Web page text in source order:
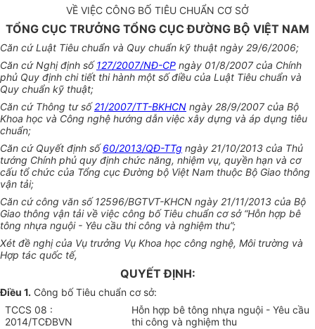
VỀ VIỆC CÔNG BỐ TIÊU CHUẨN CƠ SỞ
TỔNG CỤC TRƯỞNG TỔNG CỤC ĐƯỜNG BỘ VIỆT NAM
Căn cứ Luật Tiêu chuẩn và Quy chuẩn kỹ thuật ngày 29/6/2006;
Căn cứ Nghị định số127/2007/NĐ-CP ngày 01/8/2007 của Chính
phủ Quy định chi tiết thi hành một số điều của Luật Tiêu chuẩn và
Quy chuẩn kỹ thuật;
Căn cứ Thông tư số21/2007/TT-BKHCN ngày 28/9/2007 của Bộ
Khoa học và Công nghệ hướng dẫn việc xây dựng và áp dụng tiêu
chuẩn;
Căn cứ Quyết định số60/2013/QĐ-TTg ngày 21/10/2013 của Thủ
tướng Chính phủ quy định chức năng, nhiệm vụ, quyền hạn và cơ
cấu tổ chức của Tổng cục Đường bộ Việt Nam thuộc Bộ Giao thông
vận tải;
Căn cứ công văn số 12596/BGTVT-KHCN ngày 21/11/2013 của Bộ
Giao thông vận tải về việc công bố Tiêu chuẩn cơ sở “Hỗn hợp bê
tông nhựa nguội - Yêu cầu thi công và nghiệm thu”;
Xét đề nghị của Vụ trưởng Vụ Khoa học công nghệ, Môi trường và
Hợp tác quốc tế,
QUYẾT ĐỊNH:
Điều 1. Công bố Tiêu chuẩn cơ sở:
TCCS 08 :
2014/TCĐBVN
Hỗn hợp bê tông nhựa nguội - Yêu cầu
thi công và nghiệm thu